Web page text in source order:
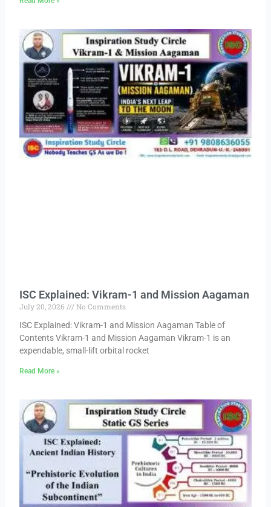
ISC Explained: Vikram-1 and Mission Aagaman
July 20, 2026
No Comments
ISC Explained: Vikram-1 and Mission Aagaman Table of
Contents Vikram-1 and Mission Aagaman Vikram-1 is an
expendable, small-lift orbital rocket
Read More »